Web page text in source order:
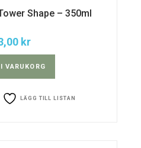
Shape – 350ml
kr
VARUKORG
LÄGG TILL LISTAN